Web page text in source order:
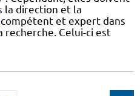
la direction et la
compétent et expert dans
recherche. Celui-ci est